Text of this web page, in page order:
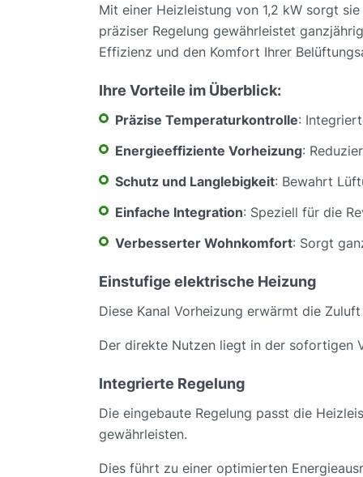
Mit einer Heizleistung von 1,2 kW sorgt
präziser Regelung gewährleistet
Effizienz und den Komfort Ihrer
Ihre Vorteile im Überblick:
Präzise Temperaturkontrolle:
Energieeffiziente Vorheizung:
Schutz und Langlebigkeit: Bewahrt
Einfache Integration: Speziell für die
Verbesserter Wohnkomfort: Sorgt
Einstufige elektrische Heizung
Diese Kanal Vorheizung erwärmt die
Der direkte Nutzen liegt in der sofortigen
Integrierte Regelung
Die eingebaute Regelung passt die
gewährleisten.
Dies führt zu einer optimierten